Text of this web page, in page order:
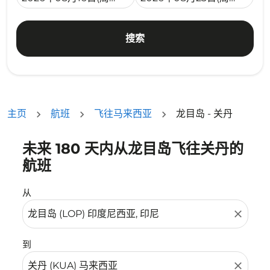
搜索
主页 航班 飞往马来西亚 龙目岛 - 关丹
未来 180 天内从龙目岛飞往关丹的
航班
从
close
到
close
没有符合您的筛选条件的机票。请调整您的筛选条件。